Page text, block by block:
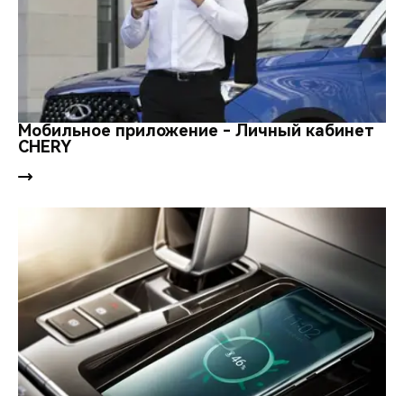
Мобильное приложение - Личный кабинет
CHERY